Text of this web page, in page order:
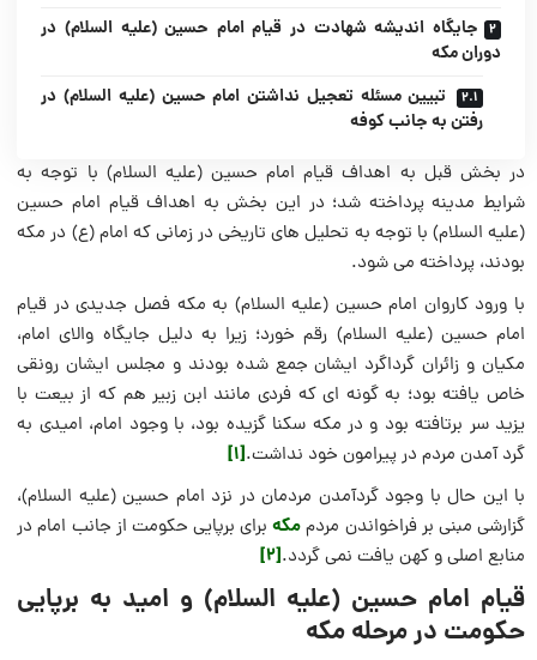
جایگاه اندیشه شهادت در قیام امام حسین (علیه السلام) در
دوران مکه
تبیین مسئله تعجیل نداشتن امام حسین (علیه السلام) در
رفتن به جانب کوفه
در بخش قبل به اهداف قیام امام حسین (علیه السلام) با توجه به
شرایط مدینه پرداخته شد؛ در این بخش به اهداف قیام امام حسین
(علیه السلام) با توجه به تحلیل های تاریخی در زمانی که امام (ع) در مکه
بودند، پرداخته می شود.
با ورود کاروان امام حسین (علیه السلام) به مکه فصل جدیدی در قیام
امام حسین (علیه السلام) رقم خورد؛ زیرا به دلیل جایگاه والای امام،
مکیان و زائران گرداگرد ایشان جمع شده بودند و مجلس ایشان رونقی
خاص یافته بود؛ به گونه ای که فردی مانند ابن زبیر هم که از بیعت با
یزید سر برتافته بود و در مکه سکنا گزیده بود، با وجود امام، امیدی به
گرد آمدن مردم در پیرامون خود نداشت.[1]
با این حال با وجود گردآمدن مردمان در نزد امام حسین (علیه السلام)،
گزارشی مبنی بر فراخواندن مردممکهبرای برپایی حکومت از جانب امام در
منابع اصلی و کهن یافت نمی گردد.[2]
قیام امام حسین (علیه السلام) و امید به برپایی
حکومت در مرحله مکه